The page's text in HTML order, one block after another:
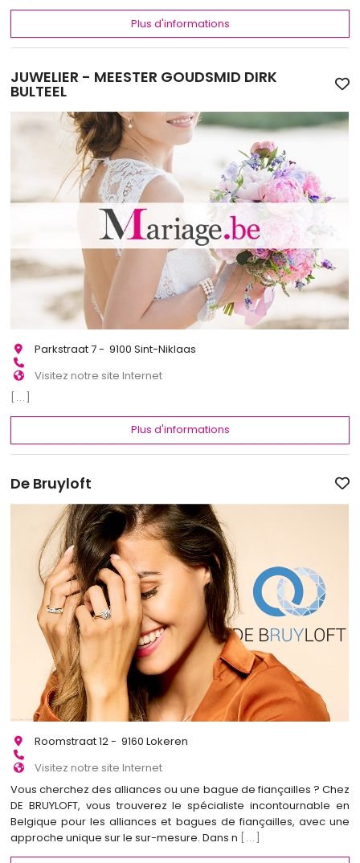
Plus d'informations
JUWELIER - MEESTER GOUDSMID DIRK
BULTEEL
Parkstraat 7 - 9100 Sint-Niklaas
Visitez notre site Internet
[...]
Plus d'informations
De Bruyloft
Roomstraat 12 - 9160 Lokeren
Visitez notre site Internet
Vous cherchez des alliances ou une bague de fiançailles ? Chez
DE BRUYLOFT, vous trouverez le spécialiste incontournable en
Belgique pour les alliances et bagues de fiançailles, avec une
approche unique sur le sur-mesure. Dans n [...]